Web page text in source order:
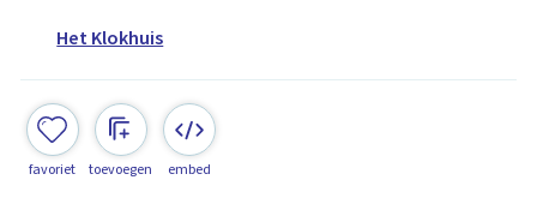
Het Klokhuis
favoriet toevoegen embed